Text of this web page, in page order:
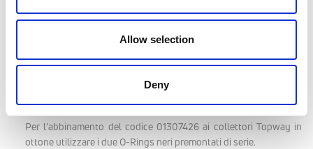
Allow selection
Deny
Codice
Per l’abbinamento del codice 01307426 ai collettori Topway in
ottone utilizzare i due O-Rings neri premontati di serie.